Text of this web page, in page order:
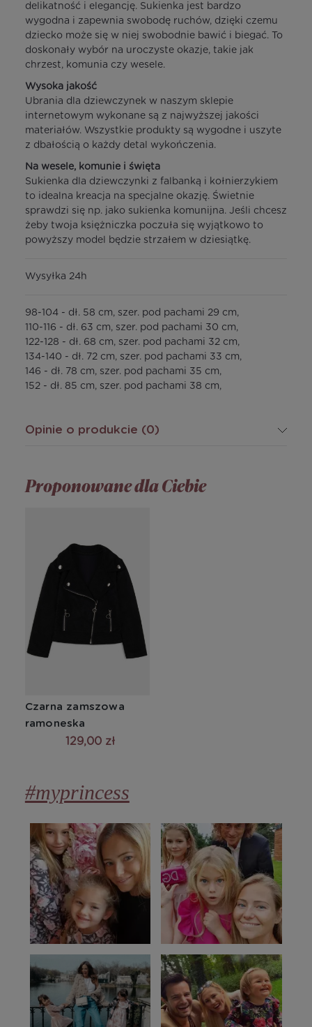
delikatność i elegancję. Sukienka jest bardzo
wygodna i zapewnia swobodę ruchów, dzięki czemu
dziecko może się w niej swobodnie bawić i biegać. To
doskonały wybór na uroczyste okazje, takie jak
chrzest, komunia czy wesele.
Wysoka jakość
Ubrania dla dziewczynek w naszym sklepie
internetowym wykonane są z najwyższej jakości
materiałów. Wszystkie produkty są wygodne i uszyte
z dbałością o każdy detal wykończenia.
Na wesele, komunie i święta
Sukienka dla dziewczynki z falbanką i kołnierzykiem
to idealna kreacja na specjalne okazję. Świetnie
sprawdzi się np. jako sukienka komunijna. Jeśli chcesz
żeby twoja księżniczka poczuła się wyjątkowo to
powyższy model będzie strzałem w dziesiątkę.
Wysyłka 24h
98-104 - dł. 58 cm, szer. pod pachami 29 cm,
110-116 - dł. 63 cm, szer. pod pachami 30 cm,
122-128 - dł. 68 cm, szer. pod pachami 32 cm,
134-140 - dł. 72 cm, szer. pod pachami 33 cm,
146 - dł. 78 cm, szer. pod pachami 35 cm,
152 - dł. 85 cm, szer. pod pachami 38 cm,
Opinie o produkcie (0)
Proponowane dla Ciebie
Czarna zamszowa
ramoneska
129,00 zł
#myprincess